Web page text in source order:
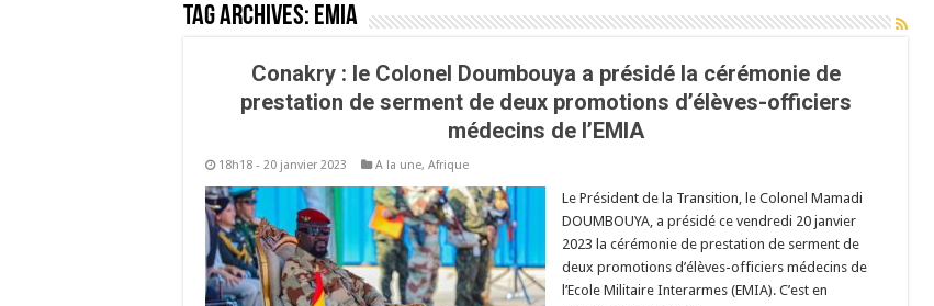
Tag Archives: Emia
Conakry : le Colonel Doumbouya a présidé la cérémonie de
prestation de serment de deux promotions d’élèves-officiers
médecins de l’EMIA
18h18 - 20 janvier 2023 A la une, Afrique
Le Président de la Transition, le Colonel Mamadi
DOUMBOUYA, a présidé ce vendredi 20 janvier
2023 la cérémonie de prestation de serment de
deux promotions d’élèves-officiers médecins de
l’Ecole Militaire Interarmes (EMIA). C’est en